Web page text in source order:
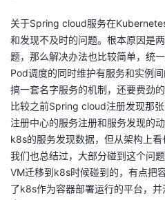
关于Spring cloud服务在
和发现不及时的问题。根本原因是
题，那么解决办法也比较简单，统
Pod调度的同时维护有服务和实例
搞一套名字服务的机制，还要费劲
比较之前Spring cloud注册发现那
注册中心的服务注册和服务发现的
k8s的服务发现数据，但从架构上看
我们也总结过，大部分碰到这个问
VM迁移到k8s时候碰到的，有点把
了k8s作为容器部署运行的平台，并